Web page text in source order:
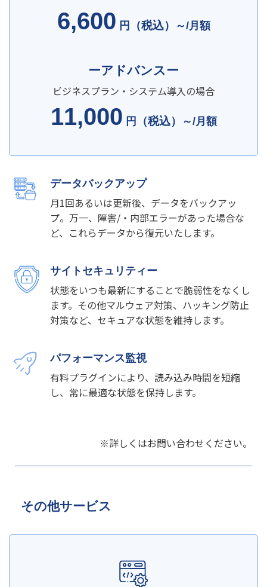
6,600 円 （税込） ～/月額
ーアドバンスー
ビジネスプラン・システム導入の場合
11,000 円 （税込） ～/月額
データバックアップ
月1回あるいは更新後、データをバックアッ
プ。万一、障害/・内部エラーがあった場合な
ど、これらデータから復元いたします。
サイトセキュリティー
状態をいつも最新にすることで脆弱性をなくし
ます。その他マルウェア対策、ハッキング防止
対策など、セキュアな状態を維持します。
パフォーマンス監視
有料プラグインにより、読み込み時間を短縮
し、常に最適な状態を保持します。
※詳しくはお問い合わせください。
その他サービス